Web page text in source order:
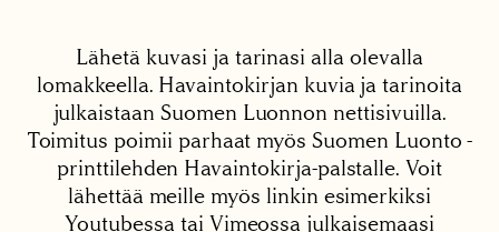
Lähetä kuvasi ja tarinasi alla olevalla
lomakkeella. Havaintokirjan kuvia ja tarinoita
julkaistaan Suomen Luonnon nettisivuilla.
Toimitus poimii parhaat myös Suomen Luonto -
printtilehden Havaintokirja-palstalle. Voit
lähettää meille myös linkin esimerkiksi
Youtubessa tai Vimeossa julkaisemaasi